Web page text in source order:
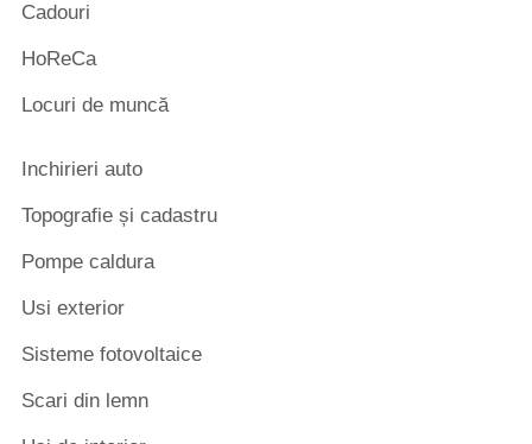
Cadouri
HoReCa
Locuri de muncă
Inchirieri auto
Topografie și cadastru
Pompe caldura
Usi exterior
Sisteme fotovoltaice
Scari din lemn